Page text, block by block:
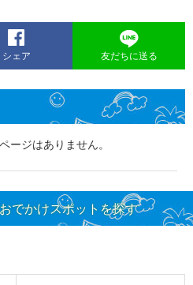
シェア 友だちに送る
ージはありません。
でかけスポットを探す